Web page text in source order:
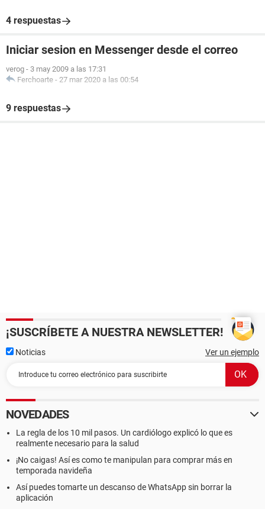
4 respuestas
Iniciar sesion en Messenger desde el correo
verog - 3 may 2009 a las 17:31
Ferchoarte - 27 mar 2020 a las 00:54
9 respuestas
¡SUSCRÍBETE A NUESTRA NEWSLETTER!
Noticias Ver un ejemplo
NOVEDADES
La regla de los 10 mil pasos. Un cardiólogo explicó lo que es
realmente necesario para la salud
¡No caigas! Así es como te manipulan para comprar más en
temporada navideña
Así puedes tomarte un descanso de WhatsApp sin borrar la
aplicación